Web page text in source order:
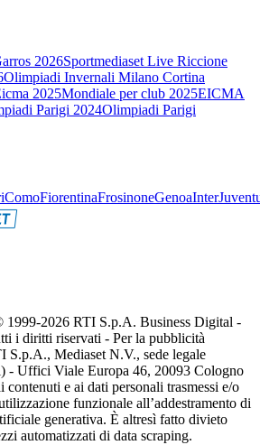
2026Sportmediaset Live Riccione
Olimpiadi Invernali Milano Cortina
2025Mondiale per club 2025EICMA
Parigi 2024Olimpiadi Parigi
ComoFiorentinaFrosinoneGenoaInter
1999-2026 RTI S.p.A. Business Digital -
i diritti riservati - Per la pubblicità
S.p.A., Mediaset N.V., sede legale
- Uffici Viale Europa 46, 20093 Cologno
contenuti e ai dati personali trasmessi e/o
funzionale all’addestramento di
generativa. È altresì fatto divieto
automatizzati di data scraping.